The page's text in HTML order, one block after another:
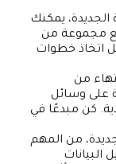
الجديدة، يمكنك
مع مجموعة من
اتخاذ خطوات
من
على وسائل
كن مبدعًا في
من المهم
البيانات